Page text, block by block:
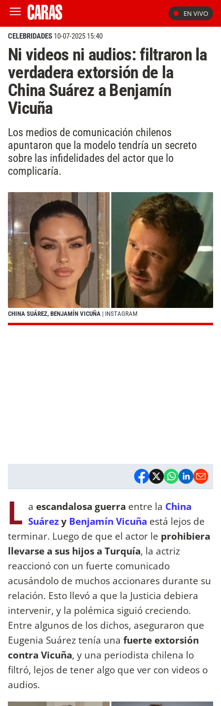
EN VIVO
CELEBRIDADES 10-07-2025 15:40
Ni videos ni audios: filtraron la
verdadera extorsión de la
China Suárez a Benjamín
Vicuña
Los medios de comunicación chilenos
apuntaron que la modelo tendría un secreto
sobre las infidelidades del actor que lo
complicaría.
CHINA SUÁREZ, BENJAMÍN VICUÑA | INSTAGRAM
L a escandalosa guerra entre la China
Suárezy Benjamín Vicuña está lejos de
terminar. Luego de que el actor le prohibiera
llevarse a sus hijos a Turquía, la actriz
reaccionó con un fuerte comunicado
acusándolo de muchos accionares durante su
relación. Esto llevó a que la Justicia debiera
intervenir, y la polémica siguió creciendo.
Entre algunos de los dichos, aseguraron que
Eugenia Suárez tenía una fuerte extorsión
contra Vicuña, y una periodista chilena lo
filtró, lejos de tener algo que ver con videos o
audios.